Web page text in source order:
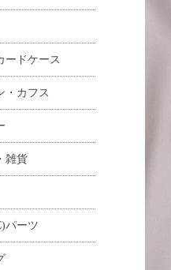
ードケース
・カフス
雑貨
パーツ